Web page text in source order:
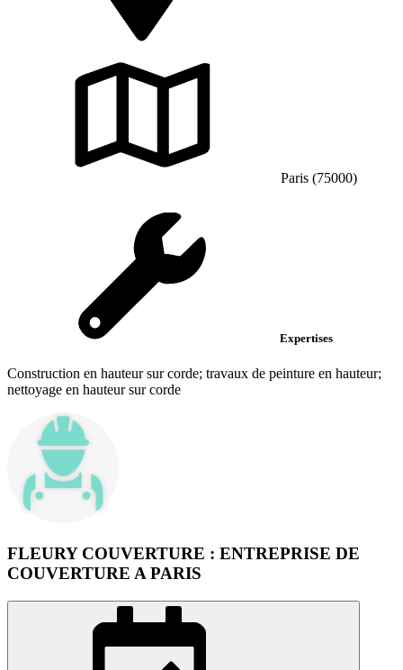
Paris (75000)
Expertises
Construction en hauteur sur corde; travaux de peinture en hauteur;
nettoyage en hauteur sur corde
FLEURY COUVERTURE : ENTREPRISE DE
COUVERTURE A PARIS